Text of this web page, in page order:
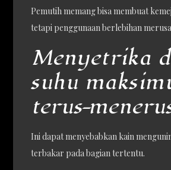
Pemutih memang bisa membuat
tetapi penggunaan berlebihan
Menyetrika
suhu
terus-
Ini dapat menyebabkan kain
terbakar pada bagian tertentu.